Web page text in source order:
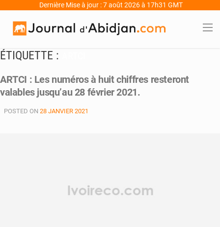
Dernière Mise à jour : 7 août 2026 à 17h31 GMT
ÉTIQUETTE :
ARTCI : Les numéros à huit chiffres resteront
valables jusqu’au 28 février 2021.
POSTED ON 28 JANVIER 2021